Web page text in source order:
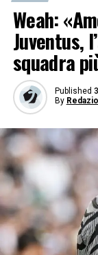
Weah:
Juventus,
squadra
Published
By